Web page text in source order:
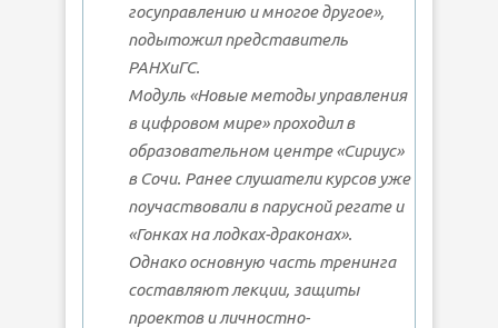
госуправлению и многое другое»,
подытожил представитель
РАНХиГС.
Модуль «Новые методы управления
в цифровом мире» проходил в
образовательном центре «Сириус»
в Сочи. Ранее слушатели курсов уже
поучаствовали в парусной регате и
«Гонках на лодках-драконах».
Однако основную часть тренинга
составляют лекции, защиты
проектов и личностно-